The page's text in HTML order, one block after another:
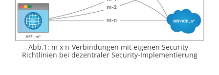
Abb.1: m x n-Verbindungen mit eigenen Security-
Richtlinien bei dezentraler Security-Implementierung